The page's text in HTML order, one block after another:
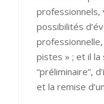
possibilités
pistes » ; et il
“préliminaire”,
et la remise